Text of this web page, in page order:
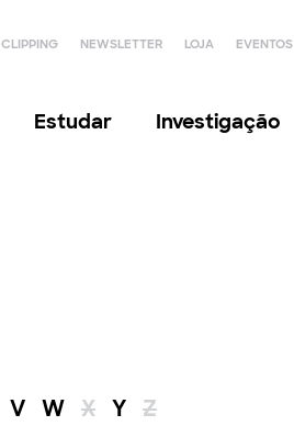
CLIPPING NEWSLETTER LOJA EVENTOS
Estudar Investigação
V W X Y Z